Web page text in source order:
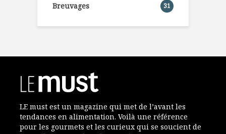
Breuvages 31
LE must est un magazine qui met de l’avant les
tendances en alimentation. Voilà une référence
pour les gourmets et les curieux qui se soucient de